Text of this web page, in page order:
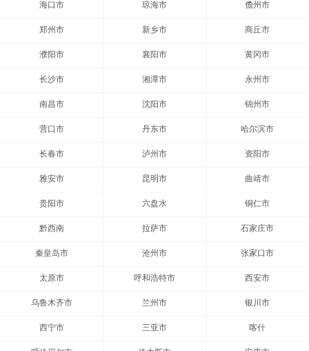
海口市 琼海市 儋州市
郑州市 新乡市 商丘市
濮阳市 襄阳市 黄冈市
长沙市 湘潭市 永州市
南昌市 沈阳市 锦州市
营口市 丹东市 哈尔滨市
长春市 泸州市 资阳市
雅安市 昆明市 曲靖市
贵阳市 六盘水 铜仁市
黔西南 拉萨市 石家庄市
秦皇岛市 沧州市 张家口市
太原市 呼和浩特市 西安市
乌鲁木齐市 兰州市 银川市
西宁市 三亚市 喀什